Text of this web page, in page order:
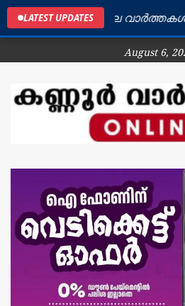
LATEST UPDATES
ജില്ലയിലെ
August 6,